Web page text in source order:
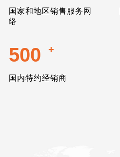
国家和地区销售服务网
络
500 +
国内特约经销商